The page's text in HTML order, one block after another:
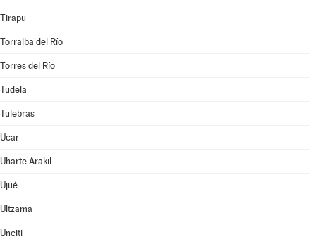
Tirapu
Torralba del Río
Torres del Río
Tudela
Tulebras
Ucar
Uharte Arakil
Ujué
Ultzama
Unciti